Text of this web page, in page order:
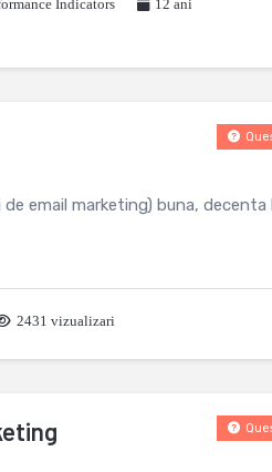
Indicators
12 ani
email marketing) buna, decenta
2431 vizualizari